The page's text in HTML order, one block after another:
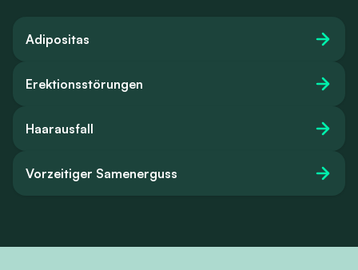
Adipositas
Erektionsstörungen
Haarausfall
Vorzeitiger Samenerguss